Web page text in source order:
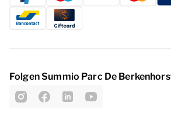
Folgen Summio Parc De